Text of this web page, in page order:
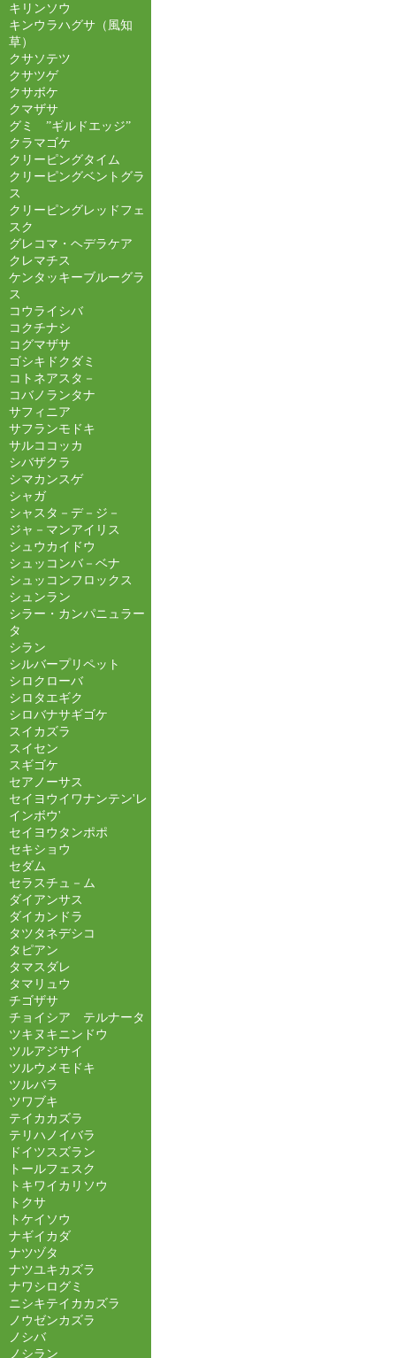
キリンソウ
キンウラハグサ（風知
草）
クサソテツ
クサツゲ
クサボケ
クマザサ
グミ ”ギルドエッジ”
クラマゴケ
クリーピングタイム
クリーピングベントグラ
ス
クリーピングレッドフェ
スク
グレコマ・ヘデラケア
クレマチス
ケンタッキーブルーグラ
ス
コウライシバ
コクチナシ
コグマザサ
ゴシキドクダミ
コトネアスタ－
コバノランタナ
サフィニア
サフランモドキ
サルココッカ
シバザクラ
シマカンスゲ
シャガ
シャスタ－デ－ジ－
ジャ－マンアイリス
シュウカイドウ
シュッコンバ－ベナ
シュッコンフロックス
シュンラン
シラー・カンパニュラー
タ
シラン
シルバープリペット
シロクローバ
シロタエギク
シロバナサギゴケ
スイカズラ
スイセン
スギゴケ
セアノーサス
セイヨウイワナンテン'レ
インボウ'
セイヨウタンポポ
セキショウ
セダム
セラスチュ－ム
ダイアンサス
ダイカンドラ
タツタネデシコ
タピアン
タマスダレ
タマリュウ
チゴザサ
チョイシア テルナータ
ツキヌキニンドウ
ツルアジサイ
ツルウメモドキ
ツルバラ
ツワブキ
テイカカズラ
テリハノイバラ
ドイツスズラン
トールフェスク
トキワイカリソウ
トクサ
トケイソウ
ナギイカダ
ナツヅタ
ナツユキカズラ
ナワシログミ
ニシキテイカカズラ
ノウゼンカズラ
ノシバ
ノシラン